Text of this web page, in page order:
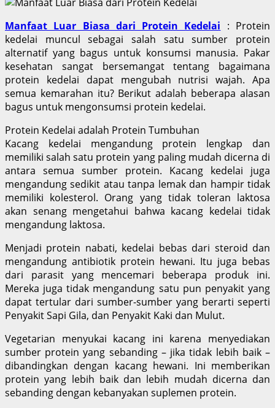
Manfaat Luar Biasa dari Protein Kedelai : Protein
kedelai muncul sebagai salah satu sumber protein
alternatif yang bagus untuk konsumsi manusia. Pakar
kesehatan sangat bersemangat tentang bagaimana
protein kedelai dapat mengubah nutrisi wajah. Apa
semua kemarahan itu? Berikut adalah beberapa alasan
bagus untuk mengonsumsi protein kedelai.
Protein Kedelai adalah Protein Tumbuhan
Kacang kedelai mengandung protein lengkap dan
memiliki salah satu protein yang paling mudah dicerna di
antara semua sumber protein. Kacang kedelai juga
mengandung sedikit atau tanpa lemak dan hampir tidak
memiliki kolesterol. Orang yang tidak toleran laktosa
akan senang mengetahui bahwa kacang kedelai tidak
mengandung laktosa.
Menjadi protein nabati, kedelai bebas dari steroid dan
mengandung antibiotik protein hewani. Itu juga bebas
dari parasit yang mencemari beberapa produk ini.
Mereka juga tidak mengandung satu pun penyakit yang
dapat tertular dari sumber-sumber yang berarti seperti
Penyakit Sapi Gila, dan Penyakit Kaki dan Mulut.
Vegetarian menyukai kacang ini karena menyediakan
sumber protein yang sebanding – jika tidak lebih baik –
dibandingkan dengan kacang hewani. Ini memberikan
protein yang lebih baik dan lebih mudah dicerna dan
sebanding dengan kebanyakan suplemen protein.